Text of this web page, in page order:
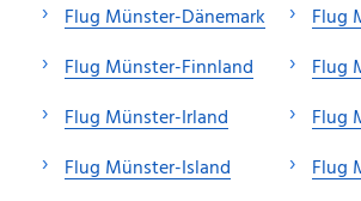
Flug Münster-Dänemark
Flug Münster-Finnland
Flug Münster-Irland
Flug Münster-Island
Flug
Flug
Flug
Flug